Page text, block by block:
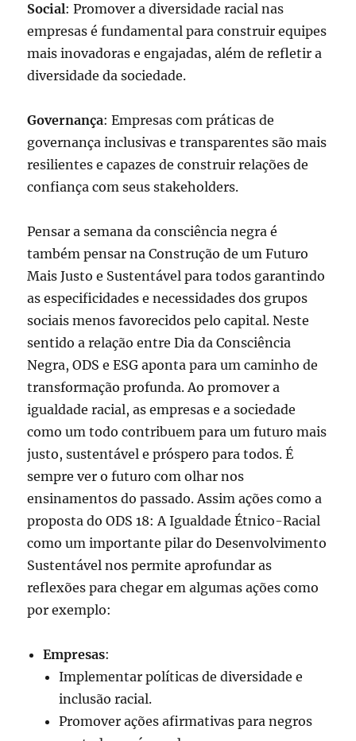
Social: Promover a diversidade racial nas
empresas é fundamental para construir equipes
mais inovadoras e engajadas, além de refletir a
diversidade da sociedade.
Governança: Empresas com práticas de
governança inclusivas e transparentes são mais
resilientes e capazes de construir relações de
confiança com seus stakeholders.
Pensar a semana da consciência negra é
também pensar na Construção de um Futuro
Mais Justo e Sustentável para todos garantindo
as especificidades e necessidades dos grupos
sociais menos favorecidos pelo capital. Neste
sentido a relação entre Dia da Consciência
Negra, ODS e ESG aponta para um caminho de
transformação profunda. Ao promover a
igualdade racial, as empresas e a sociedade
como um todo contribuem para um futuro mais
justo, sustentável e próspero para todos. É
sempre ver o futuro com olhar nos
ensinamentos do passado. Assim ações como a
proposta do ODS 18: A Igualdade Étnico-Racial
como um importante pilar do Desenvolvimento
Sustentável nos permite aprofundar as
reflexões para chegar em algumas ações como
por exemplo:
Empresas:
Implementar políticas de diversidade e
inclusão racial.
Promover ações afirmativas para negros